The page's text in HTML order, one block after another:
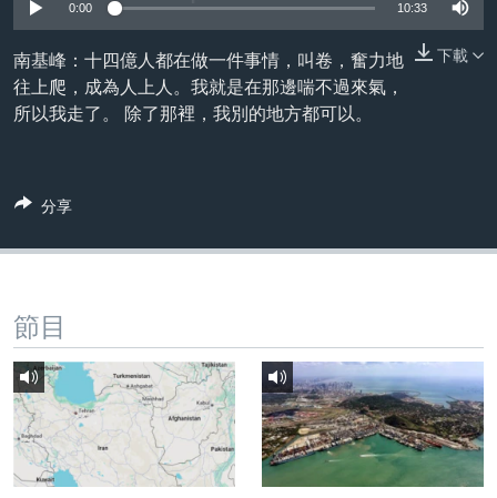
轉
到
檢
索
中國
國際
經貿
YOUTUBE頻道
港人港心
美國透視
建國史話
廣播節目表
國語
其他語言網站
0:00 10:33
下載
南基峰：十四億人都在做一件事情，叫卷，奮力地
往上爬，成為人上人。我就是在那邊喘不過來氣，
所以我走了。 除了那裡，我別的地方都可以。
分享
節目